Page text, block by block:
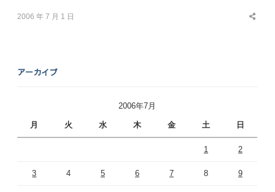
2006 年 7 月 1 日
Share
アーカイブ
2006年7月
月 火 水 木 金 土 日
1 2
3 4 5 6 7 8 9